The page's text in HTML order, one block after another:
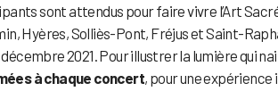
sont attendus pour faire vivre l’Art
Hyères, Solliès-Pont, Fréjus et Saint-
2021. Pour illustrer la lumière qui
à chaque concert, pour une